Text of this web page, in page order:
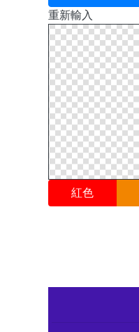
重新輸入
紅色